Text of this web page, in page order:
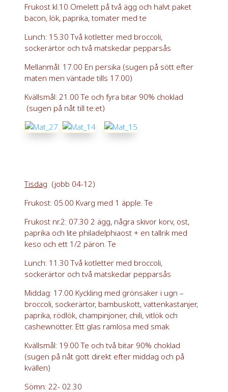
Frukost kl.10 Omelett på två ägg och halvt paket
bacon, lök, paprika, tomater med te
Lunch: 15.30 Två kotletter med broccoli,
sockerärtor och två matskedar pepparsås
Mellanmål: 17.00 En persika (sugen på sött efter
maten men väntade tills 17.00)
Kvällsmål: 21.00 Te och fyra bitar 90% choklad
(sugen på nåt till te:et)
Tisdag (jobb 04-12)
Frukost: 05.00 Kvarg med 1 äpple. Te
Frukost nr.2: 07.30 2 ägg, några skivor korv, ost,
paprika och lite philadelphiaost + en tallrik med
keso och ett 1/2 päron. Te
Lunch: 11.30 Två kotletter med broccoli,
sockerärtor och två matskedar pepparsås
Middag: 17.00 Kyckling med grönsaker i ugn –
broccoli, sockerärtor, bambuskott, vattenkastanjer,
paprika, rödlök, champinjoner, chili, vitlök och
cashewnötter. Ett glas ramlösa med smak.
Kvällsmål: 19.00 Te och två bitar 90% choklad
(sugen på nåt gott direkt efter middag och på
kvällen)
Sömn: 22- 02.30